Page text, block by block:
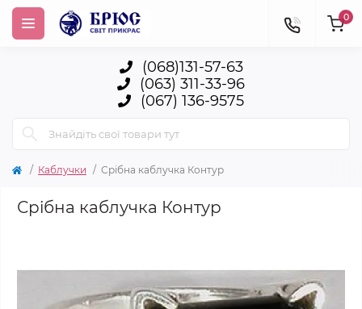
(068)131-57-63
(063) 311-33-96
(067) 136-9575
0
Каблучки Срібна каблучка Контур
Срібна каблучка Контур